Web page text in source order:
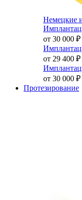
Немецкие
от 30 000 ₽
от 29 400 ₽
от 30 000 ₽
Протезирование